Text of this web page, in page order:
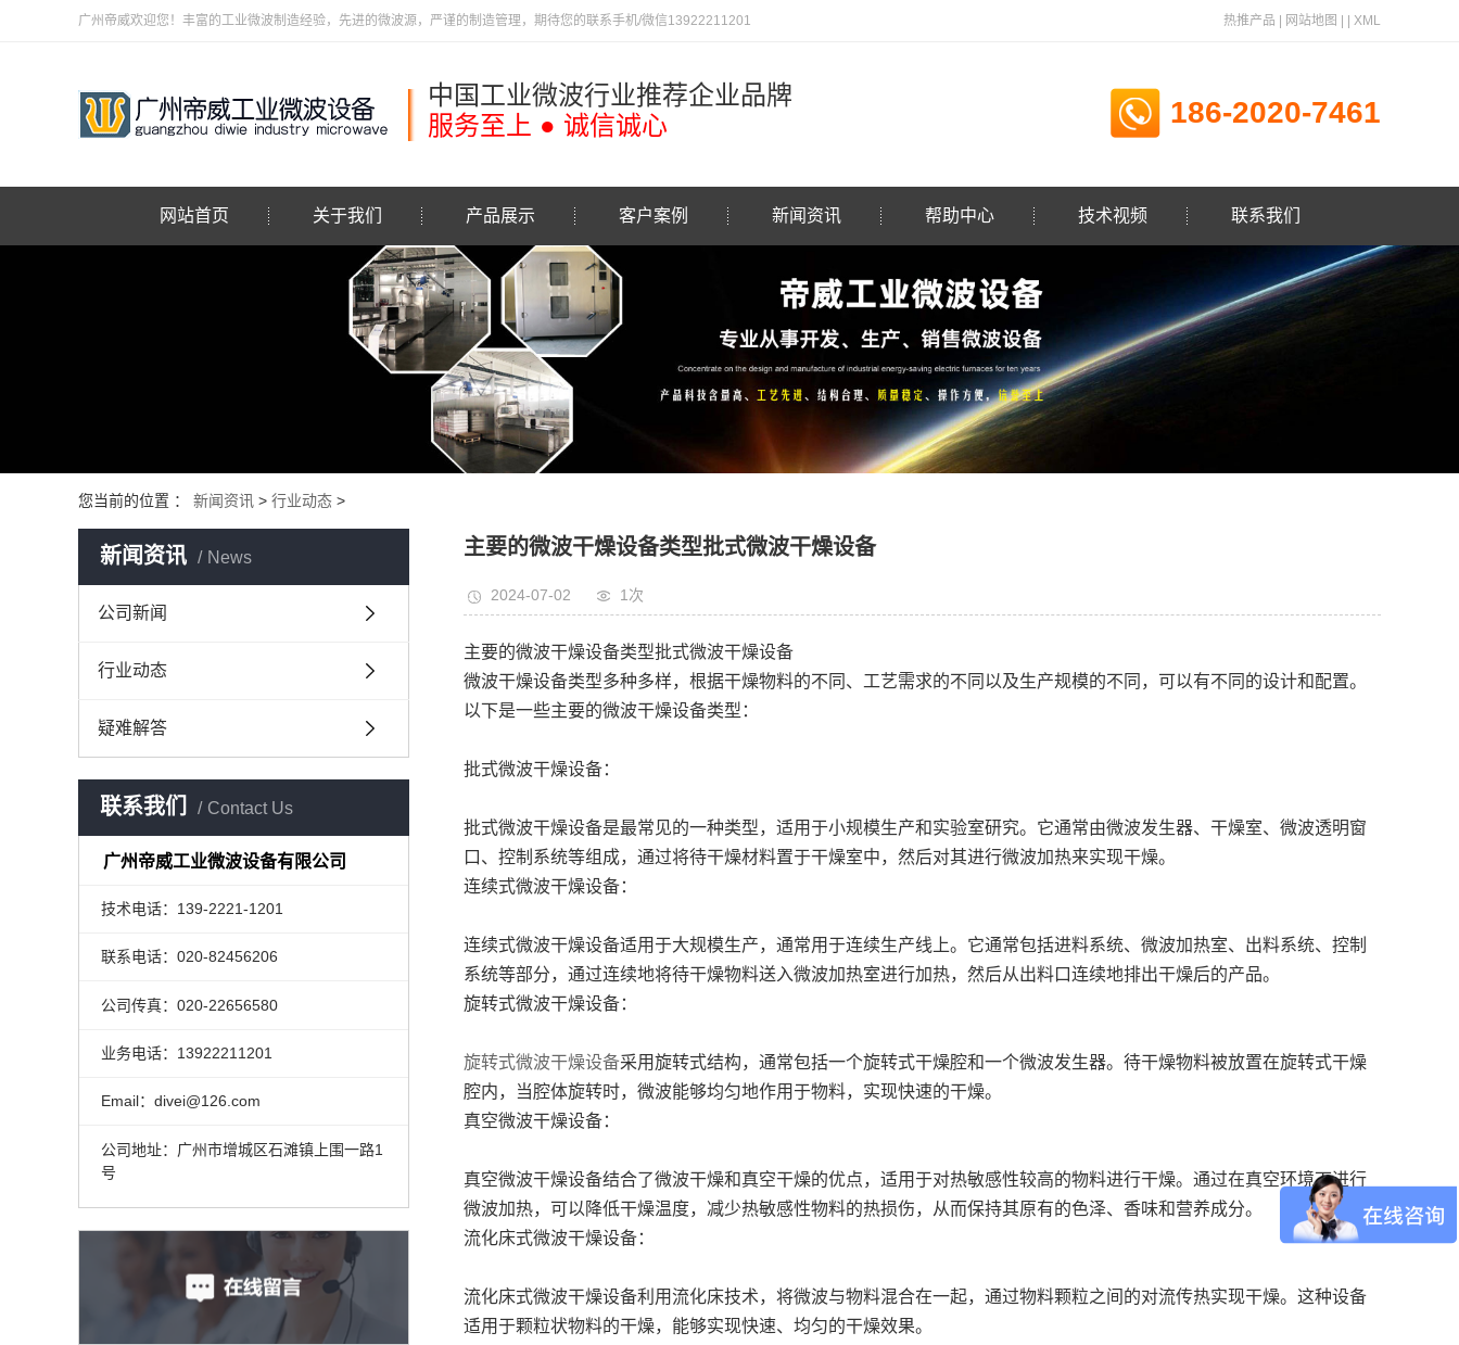
广州帝威欢迎您！丰富的工业微波制造经验，先进的微波源，严谨的制造管理，期待您的联系手机/微信13922211201 热推产品 网站地图 XML
中国工业微波行业推荐企业品牌
服务至上 ● 诚信诚心
186-2020-7461
网站首页 关于我们 产品展示 客户案例 新闻资讯 帮助中心 技术视频 联系我们
您当前的位置 ： 新闻资讯 > 行业动态 >
新闻资讯 News
公司新闻
行业动态
疑难解答
联系我们 Contact Us
广州帝威工业微波设备有限公司
技术电话：139-2221-1201
联系电话：020-82456206
公司传真：020-22656580
业务电话：13922211201
Email：divei@126.com
公司地址：广州市增城区石滩镇上围一路1
号
主要的微波干燥设备类型批式微波干燥设备
2024-07-02 1次
主要的微波干燥设备类型批式微波干燥设备
微波干燥设备类型多种多样，根据干燥物料的不同、工艺需求的不同以及生产规模的不同，可以有不同的设计和配置。
以下是一些主要的微波干燥设备类型：
批式微波干燥设备：
批式微波干燥设备是最常见的一种类型，适用于小规模生产和实验室研究。它通常由微波发生器、干燥室、微波透明窗
口、控制系统等组成，通过将待干燥材料置于干燥室中，然后对其进行微波加热来实现干燥。
连续式微波干燥设备：
连续式微波干燥设备适用于大规模生产，通常用于连续生产线上。它通常包括进料系统、微波加热室、出料系统、控制
系统等部分，通过连续地将待干燥物料送入微波加热室进行加热，然后从出料口连续地排出干燥后的产品。
旋转式微波干燥设备：
旋转式微波干燥设备采用旋转式结构，通常包括一个旋转式干燥腔和一个微波发生器。待干燥物料被放置在旋转式干燥
腔内，当腔体旋转时，微波能够均匀地作用于物料，实现快速的干燥。
真空微波干燥设备：
真空微波干燥设备结合了微波干燥和真空干燥的优点，适用于对热敏感性较高的物料进行干燥。通过在真空环境下进行
微波加热，可以降低干燥温度，减少热敏感性物料的热损伤，从而保持其原有的色泽、香味和营养成分。
流化床式微波干燥设备：
流化床式微波干燥设备利用流化床技术，将微波与物料混合在一起，通过物料颗粒之间的对流传热实现干燥。这种设备
适用于颗粒状物料的干燥，能够实现快速、均匀的干燥效果。